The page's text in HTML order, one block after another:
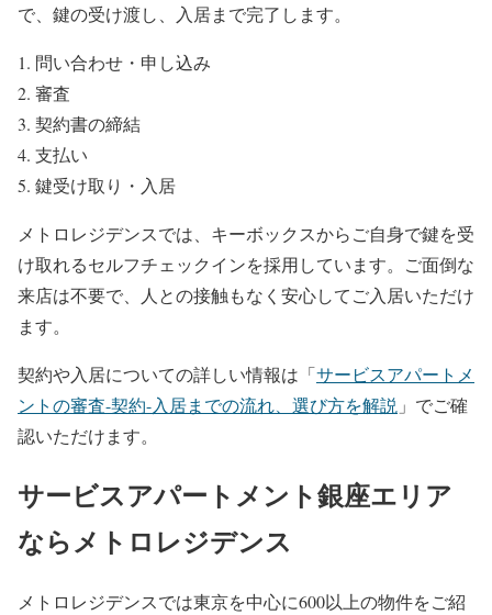
で、鍵の受け渡し、入居まで完了します。
問い合わせ・申し込み
審査
契約書の締結
支払い
鍵受け取り・入居
メトロレジデンスでは、キーボックスからご自身で鍵を受
け取れるセルフチェックインを採用しています。ご面倒な
来店は不要で、人との接触もなく安心してご入居いただけ
ます。
契約や入居についての詳しい情報は「サービスアパートメ
ントの審査-契約-入居までの流れ、選び方を解説 」でご確
認いただけます。
サービスアパートメント銀座エリア
ならメトロレジデンス
メトロレジデンスでは東京を中心に600以上の物件をご紹